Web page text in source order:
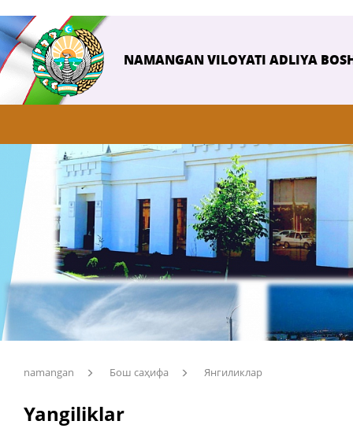
NAMANGAN VILOYATI ADLIYA
namangan Бош саҳифа Янгиликлар
Yangiliklar